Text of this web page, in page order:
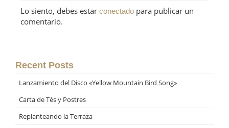
Lo siento, debes estar conectado para publicar un
comentario.
Recent Posts
Lanzamiento del Disco «Yellow Mountain Bird Song»
Carta de Tés y Postres
Replanteando la Terraza